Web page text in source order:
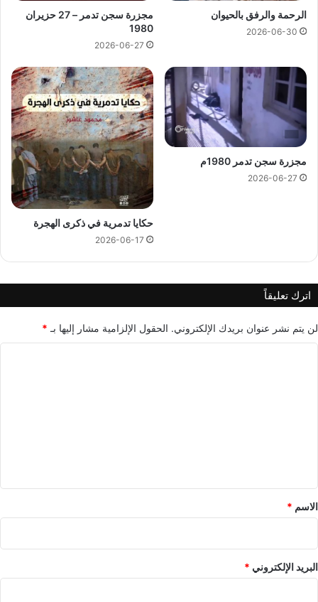
الرحمة والرفق بالحيوان
2026-06-30
مجزرة سجن تدمر – 27 حزيران
1980
2026-06-27
مجزرة سجن تدمر 1980م
2026-06-27
حكايا تدمرية في ذكرى الهجرة
2026-06-17
اترك تعليقاً
لن يتم نشر عنوان بريدك الإلكتروني. الحقول الإلزامية مشار إليها بـ *
*
الاسم *
البريد الإلكتروني *